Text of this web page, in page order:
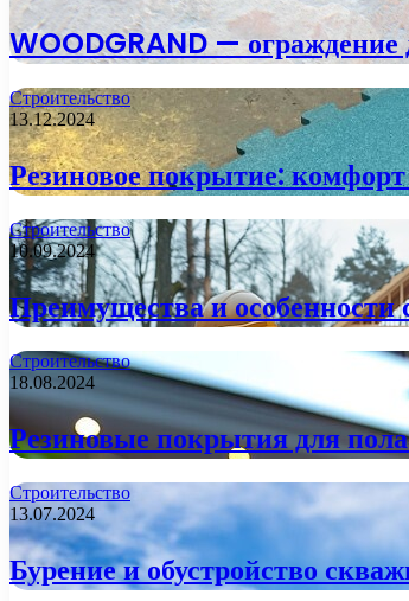
WOODGRAND —
Строительство
13.12.2024
Резиновое покрытие:
Строительство
10.09.2024
Преимущества и особенности
Строительство
18.08.2024
Резиновые покрытия для
Строительство
13.07.2024
Бурение и обустройство